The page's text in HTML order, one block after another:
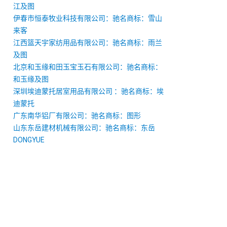
江及图
伊春市恒泰牧业科技有限公司：驰名商标：雪山
来客
江西篮天宇家纺用品有限公司：驰名商标：雨兰
及图
北京和玉缘和田玉宝玉石有限公司：驰名商标：
和玉缘及图
深圳埃迪蒙托居室用品有限公司 ：驰名商标：埃
迪蒙托
广东南华铝厂有限公司：驰名商标：图形
山东东岳建材机械有限公司：驰名商标：东岳
DONGYUE